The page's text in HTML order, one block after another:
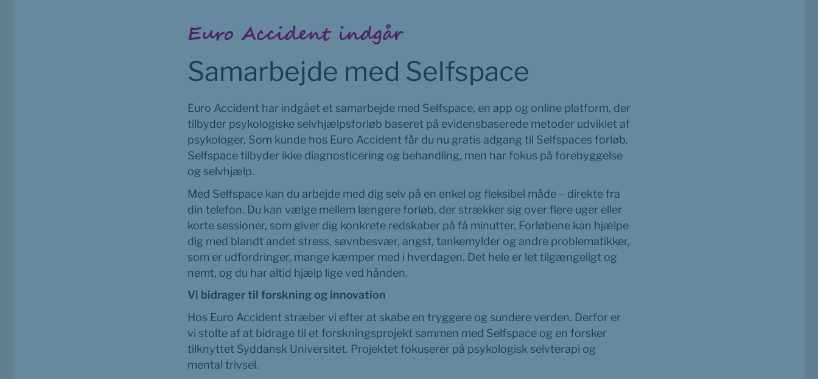
Euro Accident indgår
Samarbejde med Selfspace
Euro Accident har indgået et samarbejde med Selfspace, en app og online platform, der
tilbyder psykologiske selvhjælpsforløb baseret på evidensbaserede metoder udviklet af
psykologer. Som kunde hos Euro Accident får du nu gratis adgang til Selfspaces forløb.
Selfspace tilbyder ikke diagnosticering og behandling, men har fokus på forebyggelse
og selvhjælp.
Med Selfspace kan du arbejde med dig selv på en enkel og fleksibel måde – direkte fra
din telefon. Du kan vælge mellem længere forløb, der strækker sig over flere uger eller
korte sessioner, som giver dig konkrete redskaber på få minutter. Forløbene kan hjælpe
dig med blandt andet stress, søvnbesvær, angst, tankemylder og andre problematikker,
som er udfordringer, mange kæmper med i hverdagen. Det hele er let tilgængeligt og
nemt, og du har altid hjælp lige ved hånden.
Vi bidrager til forskning og innovation
Hos Euro Accident stræber vi efter at skabe en tryggere og sundere verden. Derfor er
vi stolte af at bidrage til et forskningsprojekt sammen med Selfspace og en forsker
tilknyttet Syddansk Universitet. Projektet fokuserer på psykologisk selvterapi og
mental trivsel.